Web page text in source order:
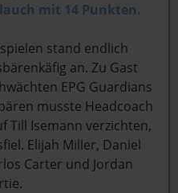
mit 14 Punkten.
stand endlich
an. Zu Gast
EPG Guardians
musste Headcoach
Till Isemann verzichten,
Elijah Miller, Daniel
Carter und Jordan